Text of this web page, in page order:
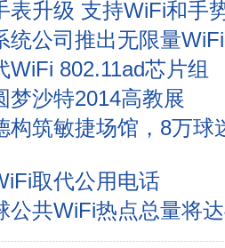
表升级 支持WiFi和手
统公司推出无限量
WiFi 802.11ad芯片组
梦沙特2014高教展
构筑敏捷场馆，8万球
取代公用电话
公共WiFi热点总量将